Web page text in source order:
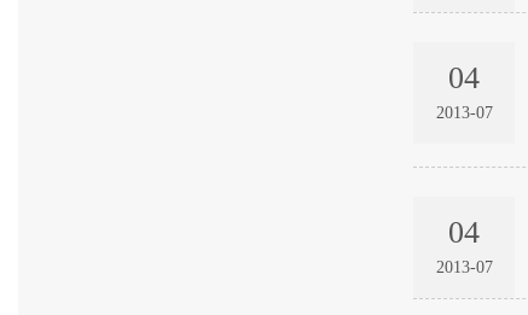
04
2013-07
04
2013-07